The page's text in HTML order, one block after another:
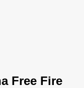
Free Fire